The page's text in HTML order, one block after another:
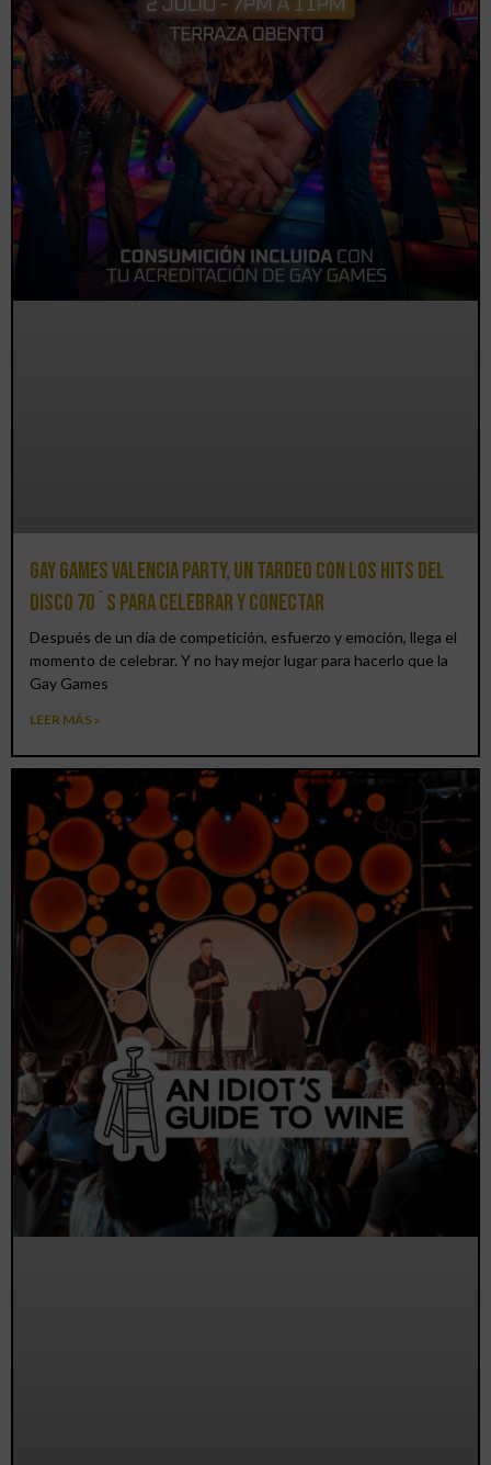
Gay Games Valencia Party, un tardeo con los hits del
DISCO 70´S para celebrar y conectar
Después de un día de competición, esfuerzo y emoción, llega el
momento de celebrar. Y no hay mejor lugar para hacerlo que la
Gay Games
LEER MÁS »